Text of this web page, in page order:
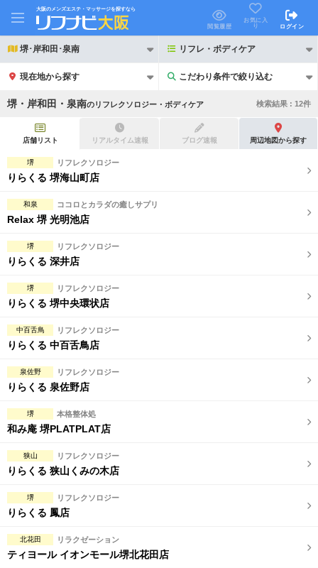
大阪のメンズエステ・マッサージを探すなら
閲覧履歴
お気に入
り
ログイン
堺･岸和田･泉南 リフレ・ボディケア
現在地から探す こだわり条件で絞り込む
こだわり条件で絞り込む
21時以降も受付
初回割引あり
団体割引
キャッシュレス決済OK
2名様歓迎
完全個室
ペアルームあり
フットバスあり
日本人スタッフのみ
スタッフ指名可
閉じる
堺・岸和田・泉南のリフレクソロジー・ボディケア 検索結果 : 12件
店舗リスト リアルタイム速報 ブログ速報 周辺地図から探す
堺 リフレクソロジー
りらくる 堺海山町店
和泉 ココロとカラダの癒しサプリ
Relax 堺 光明池店
堺 リフレクソロジー
りらくる 深井店
堺 リフレクソロジー
りらくる 堺中央環状店
中百舌鳥 リフレクソロジー
りらくる 中百舌鳥店
泉佐野 リフレクソロジー
りらくる 泉佐野店
堺 本格整体処
和み庵 堺PLATPLAT店
狭山 リフレクソロジー
りらくる 狭山くみの木店
堺 リフレクソロジー
りらくる 鳳店
北花田 リラクゼーション
ティヨール イオンモール堺北花田店